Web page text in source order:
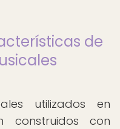
de
utilizados en
construidos con